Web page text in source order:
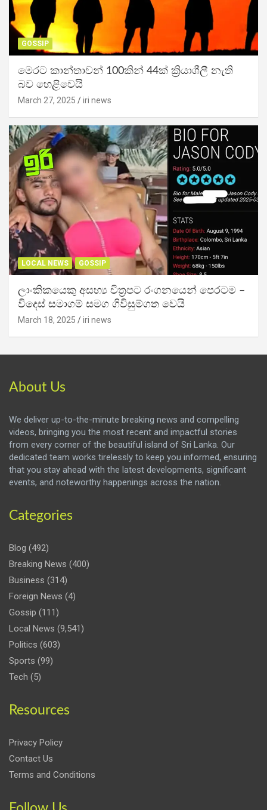
GOSSIP
මෙරට කාන්තාවන් 100කින් 44ක් ක්‍රියාශීලී නැති
බව හෙළිවෙයි
March 27, 2025 iri news
LOCAL NEWS GOSSIP
ලාංකිකයෙකු අසභ්‍ය චිත්‍රපට රංගනයෙන් පෙරටම –
විදෙස් සමාගම් සමග ගිවිසුම්ගත වෙයි
March 18, 2025 iri news
About Us
We deliver up-to-the-minute breaking news and compelling
videos, bringing you the most recent and impactful stories
from every corner of the beautiful island of Sri Lanka. Our
dedicated team works tirelessly to keep you informed, ensuring
that you stay ahead with the latest developments, significant
events, and noteworthy happenings across the nation.
Categories
Blog (492)
Breaking News (400)
Business (314)
Foreign News (4)
Gossip (111)
Local News (9,541)
Politics (603)
Sports (99)
Tech (5)
Resources
Privacy Policy
Contact Us
Terms and Conditions